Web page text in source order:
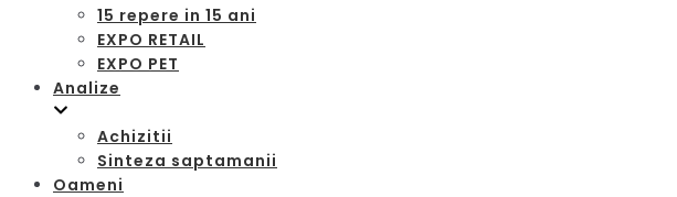
15 repere in 15 ani
EXPO RETAIL
EXPO PET
Analize
Achizitii
Sinteza saptamanii
Oameni